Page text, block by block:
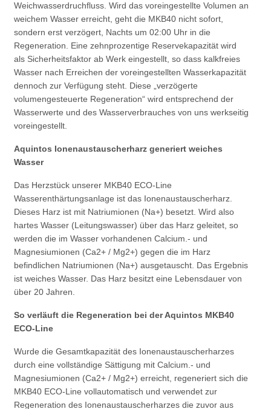
Weichwasserdruchfluss. Wird das voreingestellte Volumen an
weichem Wasser erreicht, geht die MKB40 nicht sofort,
sondern erst verzögert, Nachts um 02:00 Uhr in die
Regeneration. Eine zehnprozentige Reservekapazität wird
als Sicherheitsfaktor ab Werk eingestellt, so dass kalkfreies
Wasser nach Erreichen der voreingestellten Wasserkapazität
dennoch zur Verfügung steht. Diese „verzögerte
volumengesteuerte Regeneration“ wird entsprechend der
Wasserwerte und des Wasserverbrauches von uns werkseitig
voreingestellt.
Aquintos Ionenaustauscherharz generiert weiches
Wasser
Das Herzstück unserer MKB40 ECO-Line
Wasserenthärtungsanlage ist das Ionenaustauscherharz.
Dieses Harz ist mit Natriumionen (Na+) besetzt. Wird also
hartes Wasser (Leitungswasser) über das Harz geleitet, so
werden die im Wasser vorhandenen Calcium.- und
Magnesiumionen (Ca2+ / Mg2+) gegen die im Harz
befindlichen Natriumionen (Na+) ausgetauscht. Das Ergebnis
ist weiches Wasser. Das Harz besitzt eine Lebensdauer von
über 20 Jahren.
So verläuft die Regeneration bei der Aquintos MKB40
ECO-Line
Wurde die Gesamtkapazität des Ionenaustauscherharzes
durch eine vollständige Sättigung mit Calcium.- und
Magnesiumionen (Ca2+ / Mg2+) erreicht, regeneriert sich die
MKB40 ECO-Line vollautomatisch und verwendet zur
Regeneration des Ionenaustauscherharzes die zuvor aus